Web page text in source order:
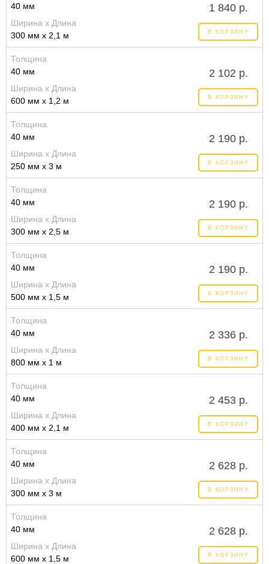
40 мм
Ширина x Длина
300 мм x 2,1 м
1 840 р.
В КОРЗИНУ
Толщина
40 мм
Ширина x Длина
600 мм x 1,2 м
2 102 р.
В КОРЗИНУ
Толщина
40 мм
Ширина x Длина
250 мм x 3 м
2 190 р.
В КОРЗИНУ
Толщина
40 мм
Ширина x Длина
300 мм x 2,5 м
2 190 р.
В КОРЗИНУ
Толщина
40 мм
Ширина x Длина
500 мм x 1,5 м
2 190 р.
В КОРЗИНУ
Толщина
40 мм
Ширина x Длина
800 мм x 1 м
2 336 р.
В КОРЗИНУ
Толщина
40 мм
Ширина x Длина
400 мм x 2,1 м
2 453 р.
В КОРЗИНУ
Толщина
40 мм
Ширина x Длина
300 мм x 3 м
2 628 р.
В КОРЗИНУ
Толщина
40 мм
Ширина x Длина
600 мм x 1,5 м
2 628 р.
В КОРЗИНУ